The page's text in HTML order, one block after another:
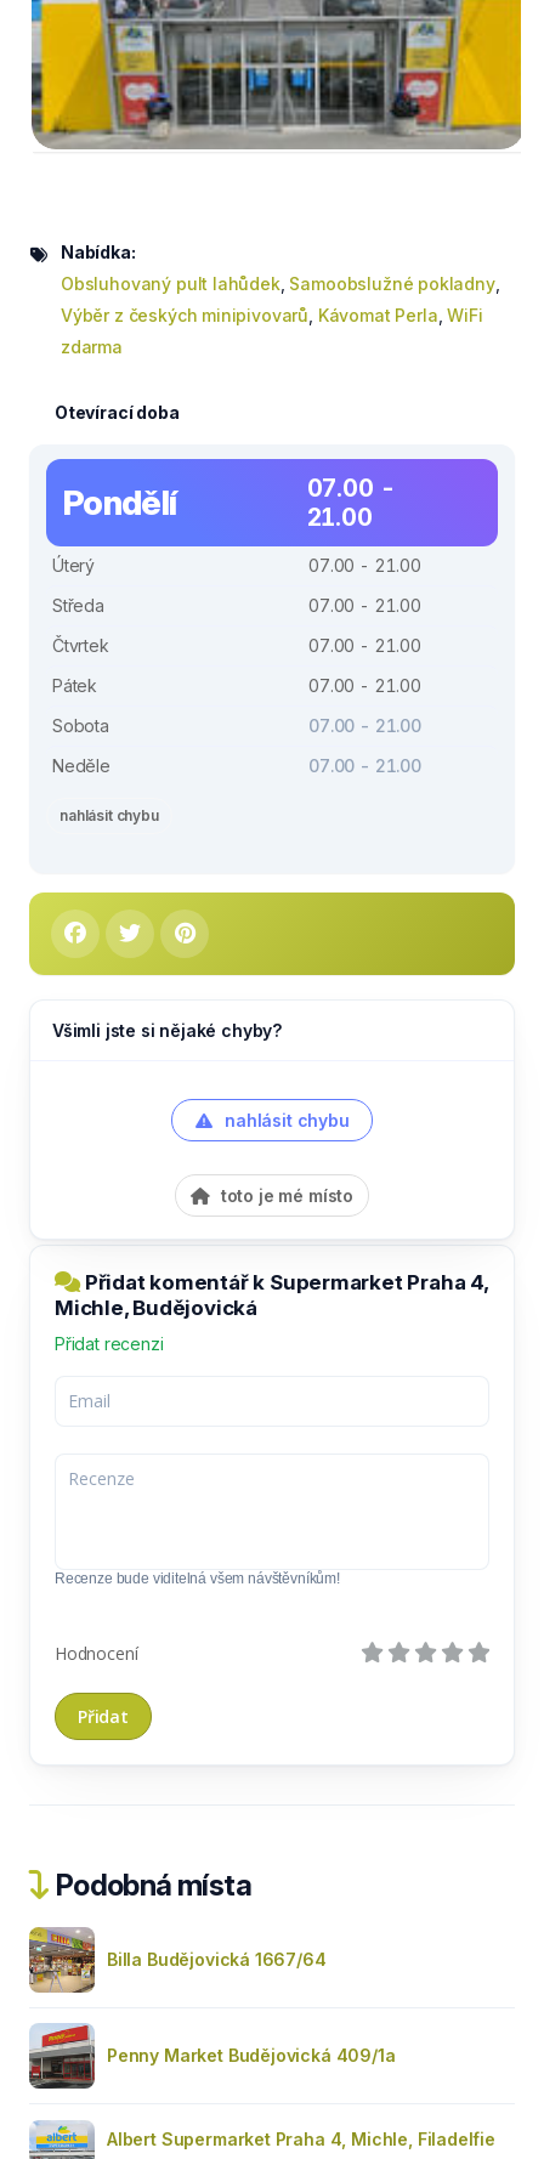
Nabídka:
Obsluhovaný pult lahůdek, Samoobslužné pokladny,
Výběr z českých minipivovarů Kávomat Perla ,WiFi
zdarma
Otevírací doba
Pondělí
07.00 -
21.00
Úterý
07.00 - 21.00
Středa
07.00 - 21.00
Čtvrtek
07.00 - 21.00
Pátek
07.00 - 21.00
Sobota
07.00 - 21.00
Neděle
07.00 - 21.00
nahlásit chybu
Všimli jste si nějaké chyby?
nahlásit chybu
toto je mé místo
Přidat komentář k Supermarket Praha 4,
Michle, Budějovická
Přidat recenzi
Recenze bude viditelná všem návštěvníkům!
Hodnocení
Podobná místa
Billa Budějovická 1667/64
Penny Market Budějovická 409/1a
Albert Supermarket Praha 4, Michle, Filadelfie